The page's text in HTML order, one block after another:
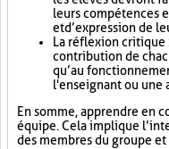
leurs compétences
et d’expression de
La réflexion critique
contribution de
qu’au
l'enseignant ou une
En somme, apprendre en
équipe. Cela implique
des membres du groupe et